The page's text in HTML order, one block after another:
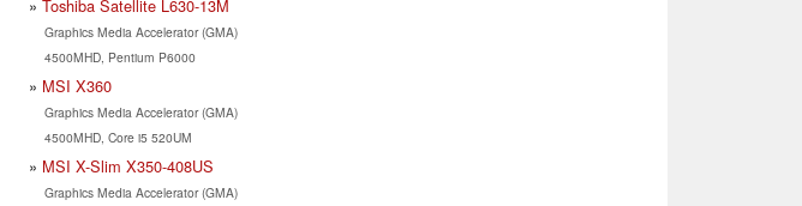
Toshiba Satellite L630-13M
Graphics Media Accelerator (GMA)
4500MHD, Pentium P6000
MSI X360
Graphics Media Accelerator (GMA)
4500MHD, Core i5 520UM
MSI X-Slim X350-408US
Graphics Media Accelerator (GMA)